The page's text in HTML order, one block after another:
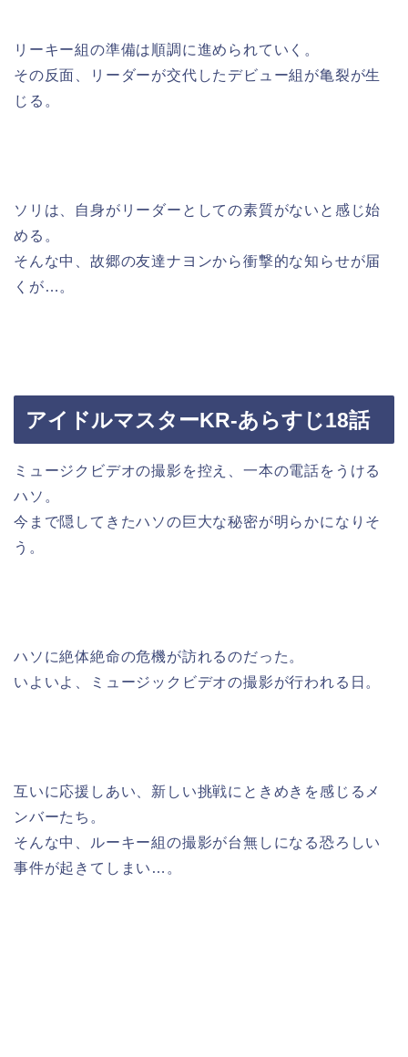
リーキー組の準備は順調に進められていく。
その反面、リーダーが交代したデビュー組が亀裂が生
じる。
ソリは、自身がリーダーとしての素質がないと感じ始
める。
そんな中、故郷の友達ナヨンから衝撃的な知らせが届
くが…。
アイドルマスターKR-あらすじ18話
ミュージクビデオの撮影を控え、一本の電話をうける
ハソ。
今まで隠してきたハソの巨大な秘密が明らかになりそ
う。
ハソに絶体絶命の危機が訪れるのだった。
いよいよ、ミュージックビデオの撮影が行われる日。
互いに応援しあい、新しい挑戦にときめきを感じるメ
ンバーたち。
そんな中、ルーキー組の撮影が台無しになる恐ろしい
事件が起きてしまい…。